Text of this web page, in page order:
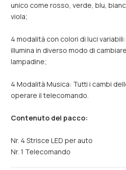
unico come rosso, verde, blu,
viola;
4 modalità con colori di luci
illumina in diverso modo di
lampadine;
4 Modalità Musica: Tutti i cambi
operare il telecomando.
Contenuto del pacco:
Nr. 4 Strisce LED per auto
Nr. 1 Telecomando